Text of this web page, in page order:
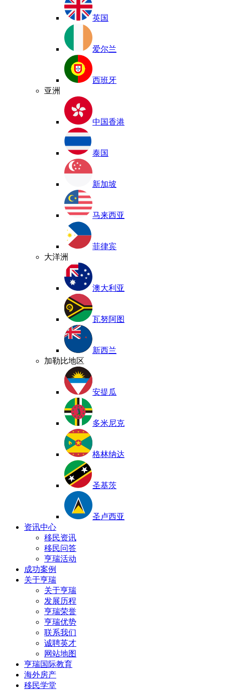
英国
爱尔兰
西班牙
亚洲
中国香港
泰国
新加坡
马来西亚
菲律宾
大洋洲
澳大利亚
瓦努阿图
新西兰
加勒比地区
安提瓜
多米尼克
格林纳达
圣基茨
圣卢西亚
资讯中心
移民资讯
移民问答
亨瑞活动
成功案例
关于亨瑞
关于亨瑞
发展历程
亨瑞荣誉
亨瑞优势
联系我们
诚聘英才
网站地图
亨瑞国际教育
海外房产
移民学堂